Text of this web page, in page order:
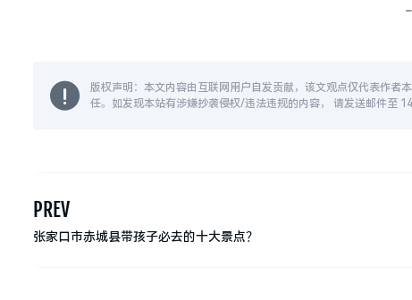
版权声明：本文内容由互联网用户自发贡献，该文观点仅代表作者
任。如发现本站有涉嫌抄袭侵权/违法违规的内容， 请发送邮件至
PREV
张家口市赤城县带孩子必去的十大景点？